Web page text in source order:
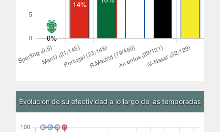
Evolución de su efectividad a lo largo de las temporadas